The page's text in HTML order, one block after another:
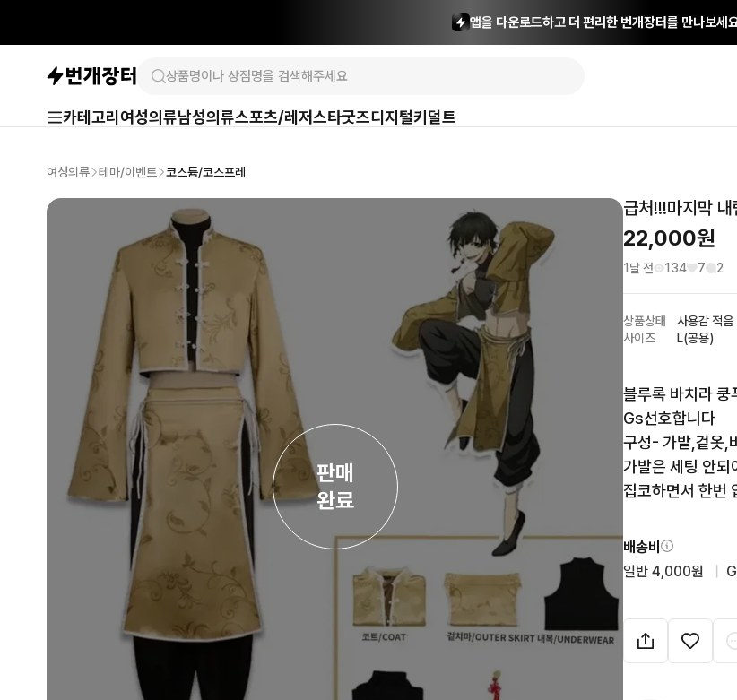
앱을 다운로드하고 더 편리한 번개장터를 만나보세
카테고리 여성의류남성의류스포츠/레저스타굿즈디지털키덜트
여성의류 테마/이벤트 코스튬/코스프레
판매
완료
급처!!!마지막
22,000원
1달 전 134 7 2
상품상태
사용감 적음
사이즈
L(공용)
블루록 바치라 쿵
Gs선호합니다
구성- 가발,겉옷,
가발은 세팅 안되
집코하면서 한번
배송비
일반 4,000원